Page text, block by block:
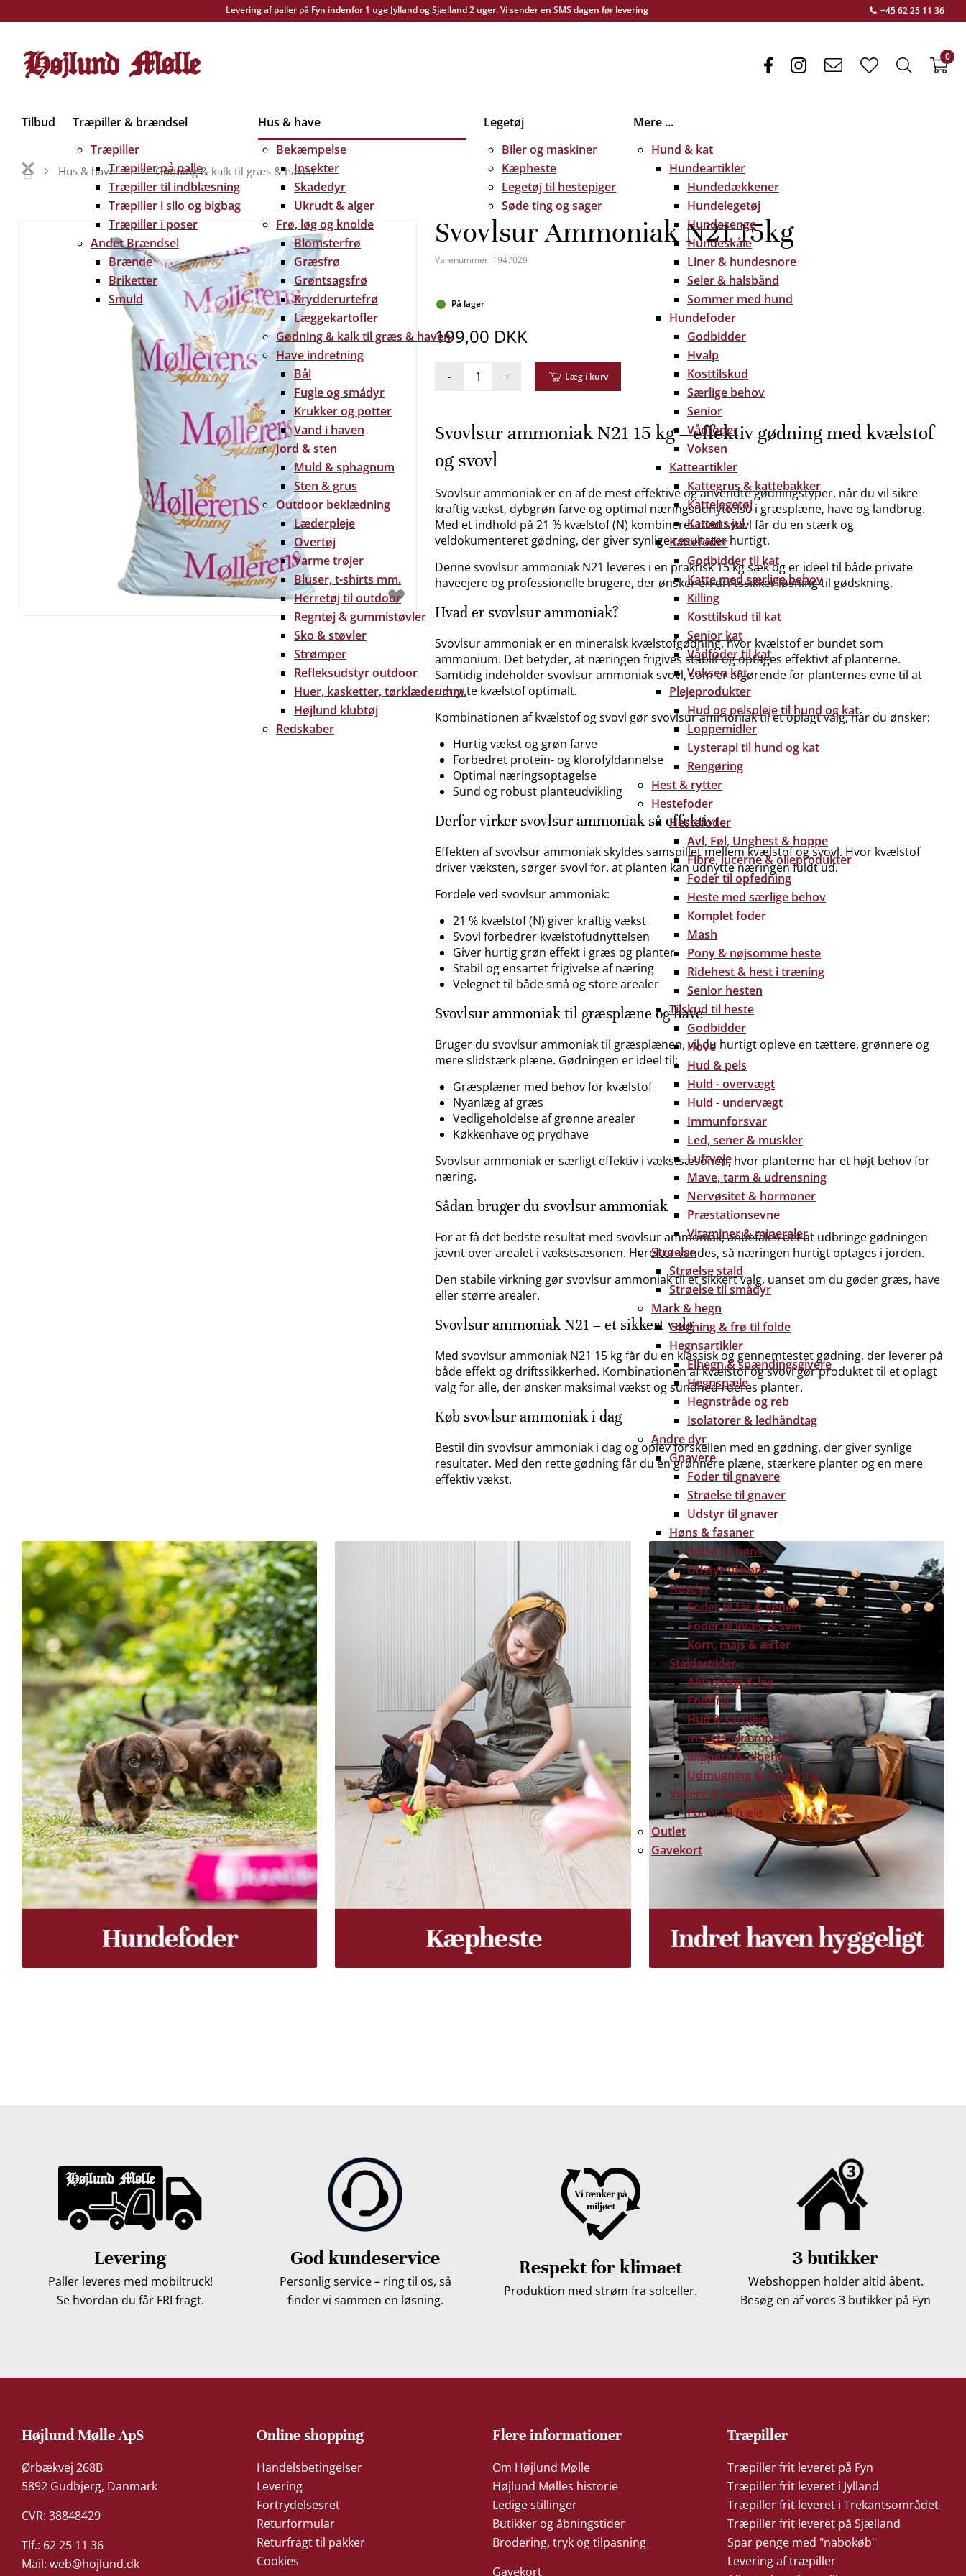
Levering af paller på Fyn indenfor 1 uge Jylland og Sjælland 2 uger. Vi sender en SMS dagen før levering +45 62 25 11 36
Tilbud
Træpiller & brændsel
Træpiller
Træpiller på palle
Træpiller til indblæsning
Træpiller i silo og bigbag
Træpiller i poser
Andet Brændsel
Brænde
Briketter
Smuld
Hus & have
Bekæmpelse
Insekter
Skadedyr
Ukrudt & alger
Frø, løg og knolde
Blomsterfrø
Græsfrø
Grøntsagsfrø
Krydderurtefrø
Læggekartofler
Gødning & kalk til græs & haven
Have indretning
Bål
Fugle og smådyr
Krukker og potter
Vand i haven
Jord & sten
Muld & sphagnum
Sten & grus
Outdoor beklædning
Læderpleje
Overtøj
Varme trøjer
Bluser, t-shirts mm.
Herretøj til outdoor
Regntøj & gummistøvler
Sko & støvler
Strømper
Refleksudstyr outdoor
Huer, kasketter, tørklæder mm.
Højlund klubtøj
Redskaber
Legetøj
Biler og maskiner
Kæpheste
Legetøj til hestepiger
Søde ting og sager
Mere ...
Hund & kat
Hundeartikler
Hundedækkener
Hundelegetøj
Hundesenge
Hundeskåle
Liner & hundesnore
Seler & halsbånd
Sommer med hund
Hundefoder
Godbidder
Hvalp
Kosttilskud
Særlige behov
Senior
Vådfoder
Voksen
Katteartikler
Kattegrus & kattebakker
Kattelegetøj
Kattens jul
Kattefoder
Godbidder til kat
Katte med særlige behov
Killing
Kosttilskud til kat
Senior kat
Vådfoder til kat
Voksen kat
Plejeprodukter
Hud og pelspleje til hund og kat
Loppemidler
Lysterapi til hund og kat
Rengøring
Hest & rytter
Hestefoder
Hestefoder
Avl, Føl, Unghest & hoppe
Fibre, lucerne & olieprodukter
Foder til opfedning
Heste med særlige behov
Komplet foder
Mash
Pony & nøjsomme heste
Ridehest & hest i træning
Senior hesten
Tilskud til heste
Godbidder
Hove
Hud & pels
Huld - overvægt
Huld - undervægt
Immunforsvar
Led, sener & muskler
Luftveje
Mave, tarm & udrensning
Nervøsitet & hormoner
Præstationsevne
Vitaminer & mineraler
Strøelse
Strøelse stald
Strøelse til smådyr
Mark & hegn
Gødning & frø til folde
Hegnsartikler
Elhegn & spændingsgivere
Hegnspæle
Hegnstråde og reb
Isolatorer & ledhåndtag
Andre dyr
Gnavere
Foder til gnavere
Strøelse til gnaver
Udstyr til gnaver
Høns & fasaner
Foder til høns
Udstyr til høns
Husdyr
Foder til får & geder
Foder til kvæg & svin
Korn, majs & ærter
Staldartikler
Aktivering & leg
Fodring
Hud & sårpleje
Insekt bekæmpelse
Klippere & tilbehør
Udmugning & rengøring
Voliere & havens fugle
Foder til fugle
Outlet
Gavekort
facebookinstagramenvelopeheart
search0
Hus & have Gødning & kalk til græs & haven
Svovlsur Ammoniak N21 15kg
Varenummer: 1947029
På lager
199,00 DKK
- + Læg i kurv
Svovlsur ammoniak N21 15 kg – effektiv gødning med kvælstof
og svovl
Svovlsur ammoniak er en af de mest effektive og anvendte gødningstyper, når du vil sikre
kraftig vækst, dybgrøn farve og optimal næringsudnyttelse i græsplæne, have og landbrug.
Med et indhold på 21 % kvælstof (N) kombineret med svovl får du en stærk og
veldokumenteret gødning, der giver synlige resultater hurtigt.
Denne svovlsur ammoniak N21 leveres i en praktisk 15 kg sæk og er ideel til både private
haveejere og professionelle brugere, der ønsker en driftssikker løsning til gødskning.
Hvad er svovlsur ammoniak?
Svovlsur ammoniak er en mineralsk kvælstofgødning, hvor kvælstof er bundet som
ammonium. Det betyder, at næringen frigives stabilt og optages effektivt af planterne.
Samtidig indeholder svovlsur ammoniak svovl, som er afgørende for planternes evne til at
udnytte kvælstof optimalt.
Kombinationen af kvælstof og svovl gør svovlsur ammoniak til et oplagt valg, når du ønsker:
Hurtig vækst og grøn farve
Forbedret protein- og klorofyldannelse
Optimal næringsoptagelse
Sund og robust planteudvikling
Derfor virker svovlsur ammoniak så effektivt
Effekten af svovlsur ammoniak skyldes samspillet mellem kvælstof og svovl. Hvor kvælstof
driver væksten, sørger svovl for, at planten kan udnytte næringen fuldt ud.
Fordele ved svovlsur ammoniak:
21 % kvælstof (N) giver kraftig vækst
Svovl forbedrer kvælstofudnyttelsen
Giver hurtig grøn effekt i græs og planter
Stabil og ensartet frigivelse af næring
Velegnet til både små og store arealer
Svovlsur ammoniak til græsplæne og have
Bruger du svovlsur ammoniak til græsplænen, vil du hurtigt opleve en tættere, grønnere og
mere slidstærk plæne. Gødningen er ideel til:
Græsplæner med behov for kvælstof
Nyanlæg af græs
Vedligeholdelse af grønne arealer
Køkkenhave og prydhave
Svovlsur ammoniak er særligt effektiv i vækstsæsonen, hvor planterne har et højt behov for
næring.
Sådan bruger du svovlsur ammoniak
For at få det bedste resultat med svovlsur ammoniak, anbefales det at udbringe gødningen
jævnt over arealet i vækstsæsonen. Herefter vandes, så næringen hurtigt optages i jorden.
Den stabile virkning gør svovlsur ammoniak til et sikkert valg, uanset om du gøder græs, have
eller større arealer.
Svovlsur ammoniak N21 – et sikkert valg
Med svovlsur ammoniak N21 15 kg får du en klassisk og gennemtestet gødning, der leverer på
både effekt og driftssikkerhed. Kombinationen af kvælstof og svovl gør produktet til et oplagt
valg for alle, der ønsker maksimal vækst og sundhed i deres planter.
Køb svovlsur ammoniak i dag
Bestil din svovlsur ammoniak i dag og oplev forskellen med en gødning, der giver synlige
resultater. Med den rette gødning får du en grønnere plæne, stærkere planter og en mere
effektiv vækst.
Levering
Paller leveres med mobiltruck!
Se hvordan du får FRI fragt.
God kundeservice
Personlig service – ring til os, så
finder vi sammen en løsning.
Respekt for klimaet
Produktion med strøm fra solceller.
3 butikker
Webshoppen holder altid åbent.
Besøg en af vores 3 butikker på Fyn
Højlund Mølle ApS
Ørbækvej 268B
5892 Gudbjerg, Danmark
CVR: 38848429
Tlf.: 62 25 11 36
Mail: web@hojlund.dk
Online shopping
Handelsbetingelser
Levering
Fortrydelsesret
Returformular
Returfragt til pakker
Cookies
Flere informationer
Om Højlund Mølle
Højlund Mølles historie
Ledige stillinger
Butikker og åbningstider
Brodering, tryk og tilpasning
Gavekort
Træpiller
Træpiller frit leveret på Fyn
Træpiller frit leveret i Jylland
Træpiller frit leveret i Trekantsområdet
Træpiller frit leveret på Sjælland
Spar penge med "nabokøb"
Levering af træpiller